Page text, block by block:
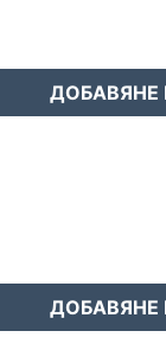
ДОБАВЯНЕ
ДОБАВЯНЕ